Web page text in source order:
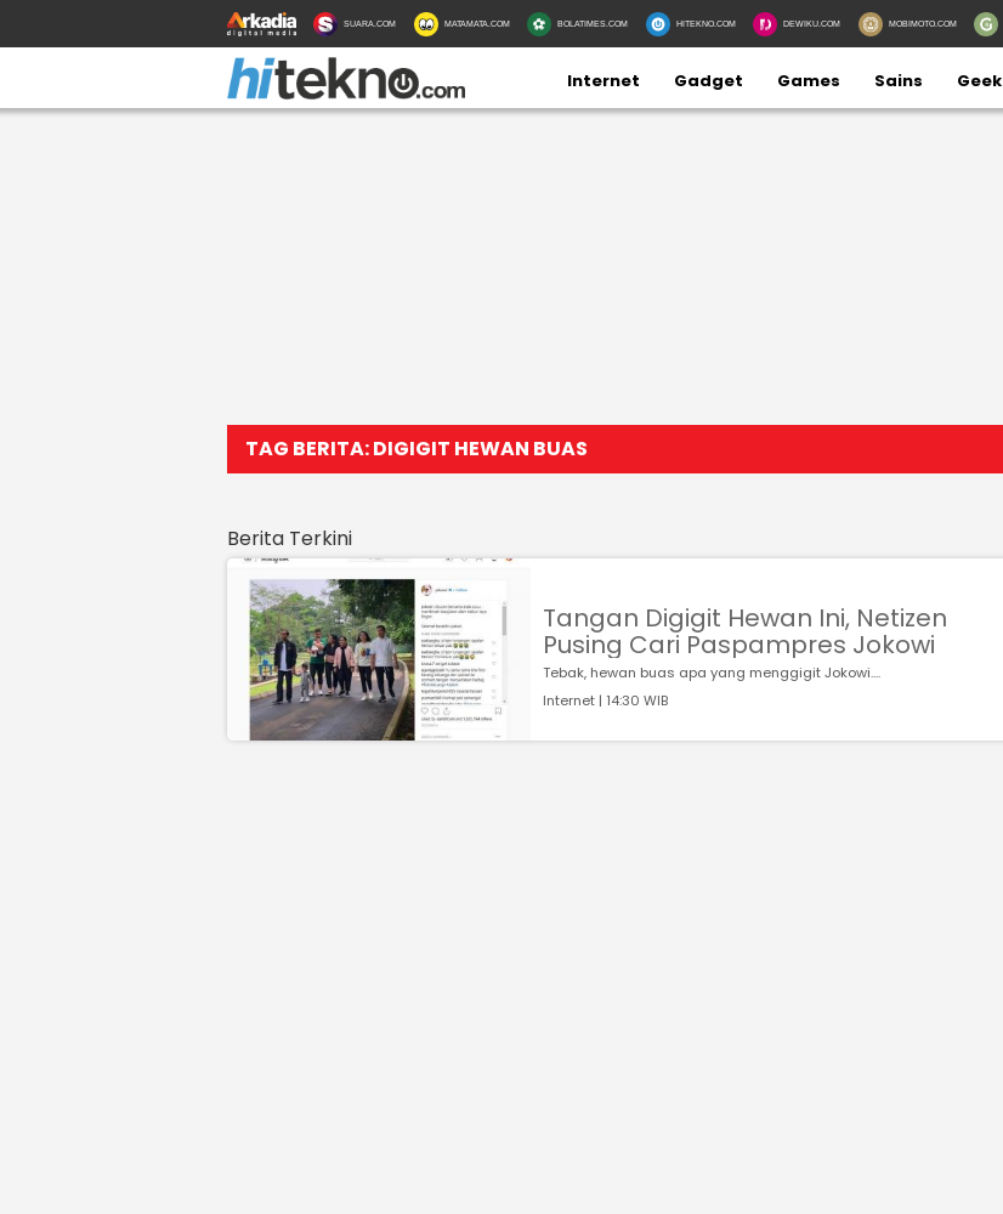
SUARA.COM MATAMATA.COM BOLATIMES.COM HITEKNO.COM DEWIKU.COM MOBIMOTO.COM
Internet Gadget Games Sains Geek
TAG BERITA: DIGIGIT HEWAN BUAS
Berita Terkini
Tangan Digigit Hewan Ini, Netizen
Pusing Cari Paspampres Jokowi
Tebak, hewan buas apa yang menggigit Jokowi....
Internet | 14:30 WIB